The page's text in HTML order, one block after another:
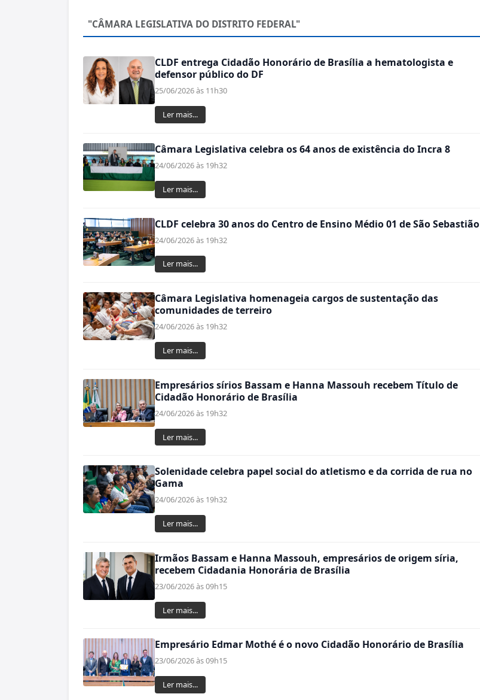
"CÂMARA LEGISLATIVA DO DISTRITO FEDERAL"
CLDF entrega Cidadão Honorário de Brasília a hematologista e
defensor público do DF
25/06/2026 às 11h30
Ler mais...
Câmara Legislativa celebra os 64 anos de existência do Incra 8
24/06/2026 às 19h32
Ler mais...
CLDF celebra 30 anos do Centro de Ensino Médio 01 de São Sebastião
24/06/2026 às 19h32
Ler mais...
Câmara Legislativa homenageia cargos de sustentação das
comunidades de terreiro
24/06/2026 às 19h32
Ler mais...
Empresários sírios Bassam e Hanna Massouh recebem Título de
Cidadão Honorário de Brasília
24/06/2026 às 19h32
Ler mais...
Solenidade celebra papel social do atletismo e da corrida de rua no
Gama
24/06/2026 às 19h32
Ler mais...
Irmãos Bassam e Hanna Massouh, empresários de origem síria,
recebem Cidadania Honorária de Brasília
23/06/2026 às 09h15
Ler mais...
Empresário Edmar Mothé é o novo Cidadão Honorário de Brasília
23/06/2026 às 09h15
Ler mais...